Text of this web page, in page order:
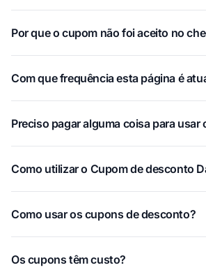
Por que o cupom não foi aceito no
Com que frequência esta página é
Preciso pagar alguma coisa para usar
Como utilizar o Cupom de desconto
Como usar os cupons de desconto?
Os cupons têm custo?